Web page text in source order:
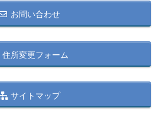
お問い合わせ
住所変更フォーム
サイトマップ